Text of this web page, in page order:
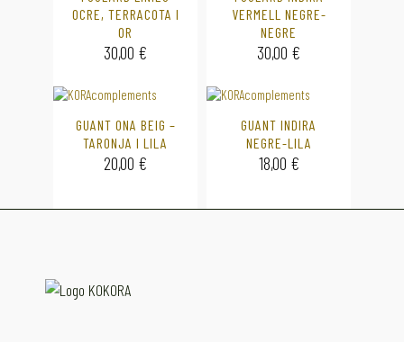
OCRE, TERRACOTA I
OR
30,00 €
VERMELL NEGRE-
NEGRE
30,00 €
GUANT ONA BEIG –
TARONJA I LILA
20,00 €
GUANT INDIRA
NEGRE-LILA
18,00 €